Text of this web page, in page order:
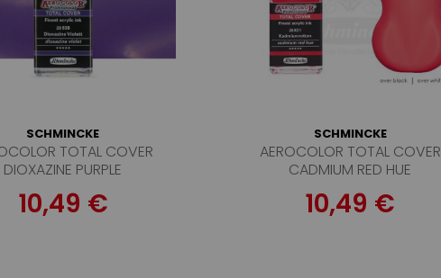
SCHMINCKE
TOTAL COVER
DIOXAZINE PURPLE
10,49 €
SCHMINCKE
AEROCOLOR TOTAL COVER
CADMIUM RED HUE
10,49 €